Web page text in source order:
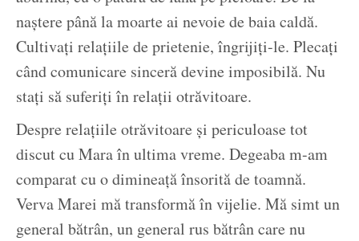
naștere până la moarte ai nevoie de baia caldă.
Cultivați relațiile de prietenie, îngrijiți-le. Plecați
când comunicare sinceră devine imposibilă. Nu
stați să suferiți în relații otrăvitoare.
Despre relațiile otrăvitoare și periculoase tot
discut cu Mara în ultima vreme. Degeaba m-am
comparat cu o dimineață însorită de toamnă.
Verva Marei mă transformă în vijelie. Mă simt un
general bătrân, un general rus bătrân care nu